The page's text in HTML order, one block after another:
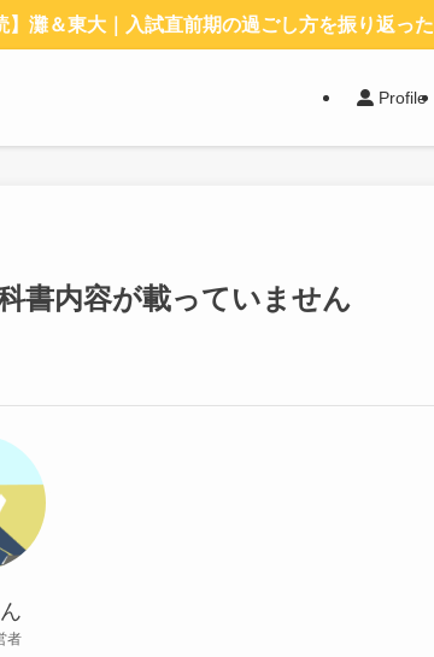
】灘＆東大｜入試直前期の過ごし方を振り返った
Profile
書内容が載っていません
者